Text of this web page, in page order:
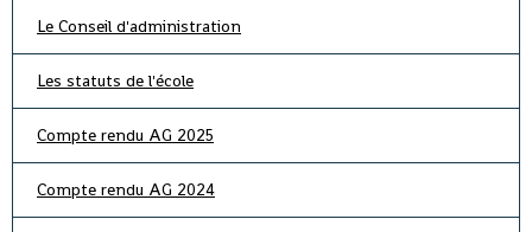
Le Conseil d'administration
Les statuts de l'école
Compte rendu AG 2025
Compte rendu AG 2024